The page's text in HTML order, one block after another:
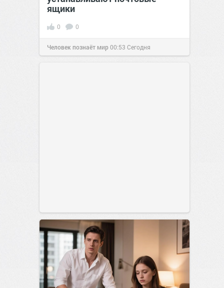
ящики
0 0
Человек познаёт мир00:53 Сегодня